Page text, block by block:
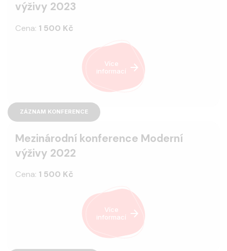
výživy 2023
Cena: 1 500 Kč
Více
informací
ZÁZNAM KONFERENCE
Mezinárodní konference Moderní
výživy 2022
Cena: 1 500 Kč
Více
informací